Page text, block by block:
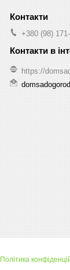
+380 (98)
https://
Політика